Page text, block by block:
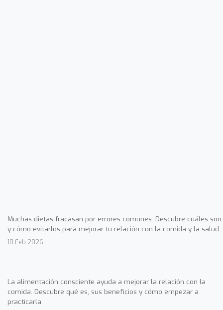
Muchas dietas fracasan por errores comunes. Descubre cuáles son
y cómo evitarlos para mejorar tu relación con la comida y la salud.
10 Feb 2026
La alimentación consciente ayuda a mejorar la relación con la
comida. Descubre qué es, sus beneficios y cómo empezar a
practicarla.